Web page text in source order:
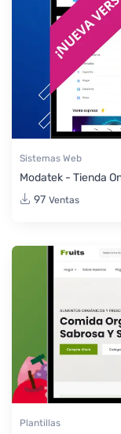
Sistemas Web
Modatek - Tienda
97 Ventas
Plantillas